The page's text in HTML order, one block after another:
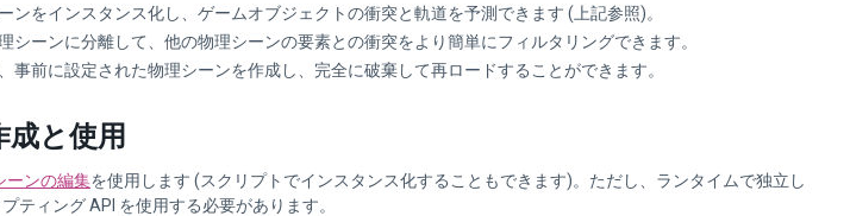
ンをインスタンス化し、ゲームオブジェクトの衝突と軌道を予測できます (上記参照)。
シーンに分離して、他の物理シーンの要素との衝突をより簡単にフィルタリングできます。
事前に設定された物理シーンを作成し、完全に破棄して再ロードすることができます。
と使用
ーンの編集を使用します (スクリプトでインスタンス化することもできます)。ただし、ランタイムで独立し
ティング API を使用する必要があります。